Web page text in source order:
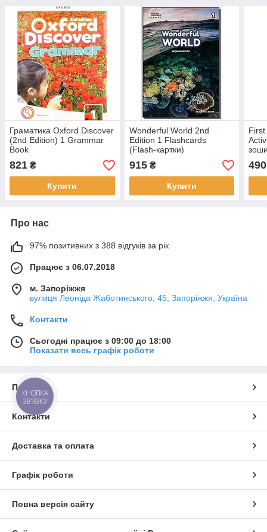
Граматика Oxford Discover
(2nd Edition) 1 Grammar
Book
821 ₴
Купити
Wonderful World 2nd
Edition 1 Flashcards
(Flash-картки)
915₴
Купити
490
Про нас
97% позитивних з 388 відгуків за рік
Працює з 06.07.2018
м. Запоріжжя
вулиця Леоніда Жаботинського, 45, Запоріжжя, Україна
Контакти
Сьогодні працює з 09:00 до 18:00
Показати весь графік роботи
Про нас
Контакти
Доставка та оплата
Графік роботи
Повна версія сайту
КНОПКА
ЗВ'ЯЗКУ